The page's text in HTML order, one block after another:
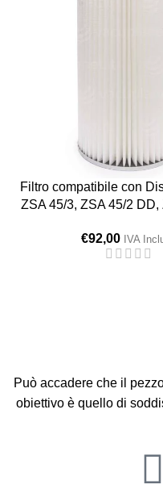
Filtro compatibile con
ZSA 45/3, ZSA 45/2 DD,
€92,00 IVA
Può accadere che il
obiettivo è quello di